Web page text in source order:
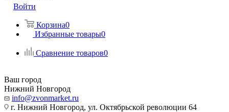
Войти
Корзина0
Избранные товары0
Сравнение товаров0
Ваш город
Нижний Новгород
info@zvonmarket.ru
г. Нижний Новгород, ул. Октябрьской революции 64